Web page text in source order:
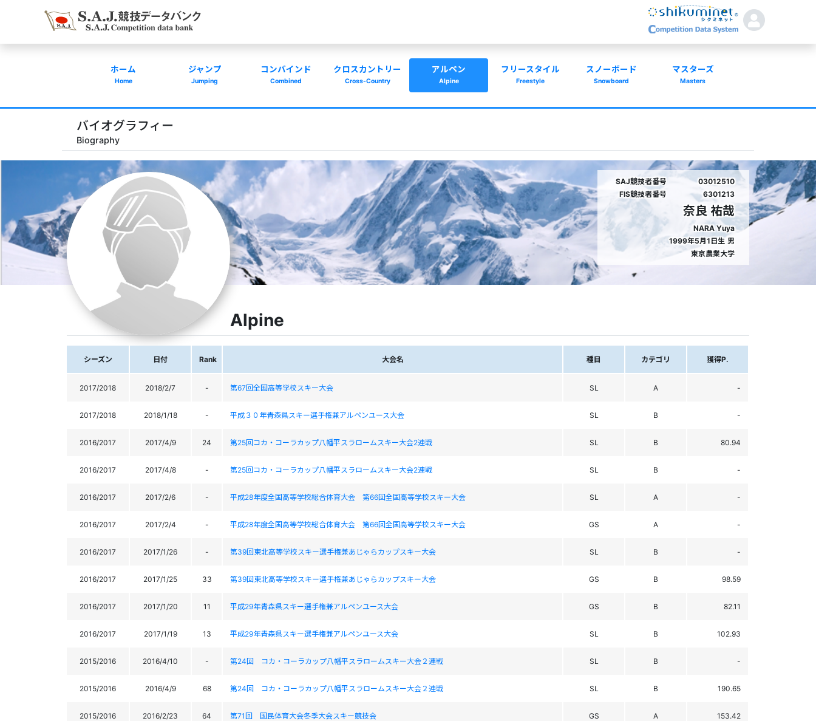
ホーム
Home
ジャンプ
Jumping
コンバインド
Combined
クロスカントリー
Cross-Country
アルペン
Alpine
フリースタイル
Freestyle
スノーボード
Snowboard
マスターズ
Masters
バイオグラフィー
Biography
SAJ競技者番号
03012510
FIS競技者番号
6301213
奈良 祐哉
NARA Yuya
1999年5月1日生 男
東京農業大学
Alpine
シーズン 日付 Rank 大会名 種目 カテゴリ 獲得P.
2017/2018 2018/2/7 - 第67回全国高等学校スキー大会 SL A -
2017/2018 2018/1/18 - 平成３０年青森県スキー選手権兼アルペンユース大会 SL B -
2016/2017 2017/4/9 24 第25回コカ・コーラカップ八幡平スラロームスキー大会2連戦 SL B 80.94
2016/2017 2017/4/8 - 第25回コカ・コーラカップ八幡平スラロームスキー大会2連戦 SL B -
2016/2017 2017/2/6 - 平成28年度全国高等学校総合体育大会 第66回全国高等学校スキー大会 SL A -
2016/2017 2017/2/4 - 平成28年度全国高等学校総合体育大会 第66回全国高等学校スキー大会 GS A -
2016/2017 2017/1/26 - 第39回東北高等学校スキー選手権兼あじゃらカップスキー大会 SL B -
2016/2017 2017/1/25 33 第39回東北高等学校スキー選手権兼あじゃらカップスキー大会 GS B 98.59
2016/2017 2017/1/20 11 平成29年青森県スキー選手権兼アルペンユース大会 GS B 82.11
2016/2017 2017/1/19 13 平成29年青森県スキー選手権兼アルペンユース大会 SL B 102.93
2015/2016 2016/4/10 - 第24回 コカ・コーラカップ八幡平スラロームスキー大会２連戦 SL B -
2015/2016 2016/4/9 68 第24回 コカ・コーラカップ八幡平スラロームスキー大会２連戦 SL B 190.65
2015/2016 2016/2/23 64 第71回 国民体育大会冬季大会スキー競技会 GS A 153.42